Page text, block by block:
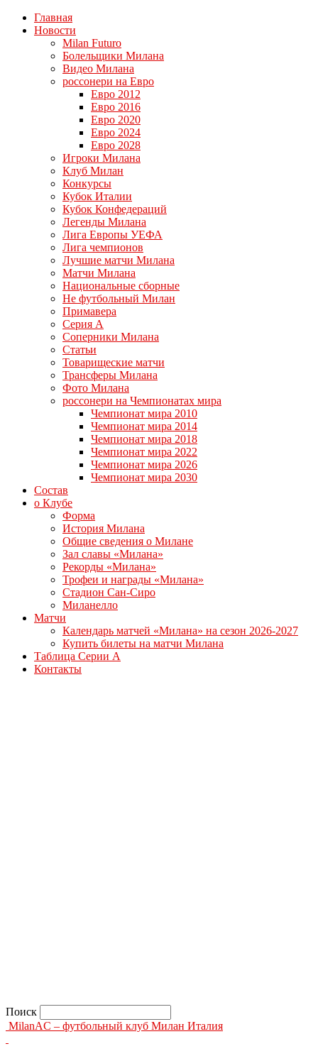
Главная
Новости
Milan Futuro
Болельщики Милана
Видео Милана
россонери на Евро
Евро 2012
Евро 2016
Евро 2020
Евро 2024
Евро 2028
Игроки Милана
Клуб Милан
Конкурсы
Кубок Италии
Кубок Конфедераций
Легенды Милана
Лига Европы УЕФА
Лига чемпионов
Лучшие матчи Милана
Матчи Милана
Национальные сборные
Не футбольный Милан
Примавера
Серия А
Соперники Милана
Статьи
Товарищеские матчи
Трансферы Милана
Фото Милана
россонери на Чемпионатах мира
Чемпионат мира 2010
Чемпионат мира 2014
Чемпионат мира 2018
Чемпионат мира 2022
Чемпионат мира 2026
Чемпионат мира 2030
Состав
о Клубе
Форма
История Милана
Общие сведения о Милане
Зал славы «Милана»
Рекорды «Милана»
Трофеи и награды «Милана»
Стадион Сан-Сиро
Миланелло
Матчи
Календарь матчей «Милана» на сезон 2026-2027
Купить билеты на матчи Милана
Таблица Серии А
Контакты
Поиск
MilanAC – футбольный клуб Милан Италия